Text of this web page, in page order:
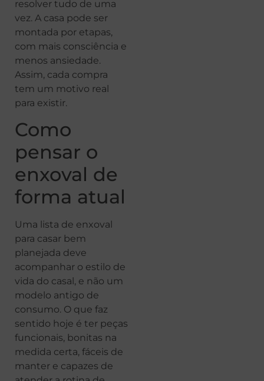
resolver tudo de uma
vez. A casa pode ser
montada por etapas,
com mais consciência e
menos ansiedade.
Assim, cada compra
tem um motivo real
para existir.
Como
pensar o
enxoval de
forma atual
Uma lista de enxoval
para casar bem
planejada deve
acompanhar o estilo de
vida do casal, e não um
modelo antigo de
consumo. O que faz
sentido hoje é ter peças
funcionais, bonitas na
medida certa, fáceis de
manter e capazes de